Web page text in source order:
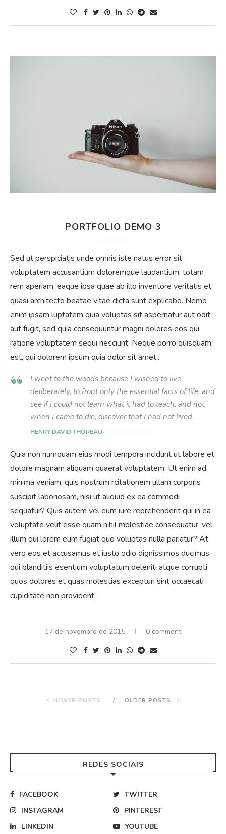
PORTFOLIO DEMO 3
Sed ut perspiciatis unde omnis iste natus error sit
voluptatem accusantium doloremque laudantium, totam
rem aperiam, eaque ipsa quae ab illo inventore veritatis et
quasi architecto beatae vitae dicta sunt explicabo. Nemo
enim ipsam luptatem quia voluptas sit aspernatur aut odit
aut fugit, sed quia consequuntur magni dolores eos qui
ratione voluptatem sequi nesciunt. Neque porro quisquam
est, qui dolorem ipsum quia dolor sit amet,.
I went to the woods because I wished to live
deliberately, to front only the essential facts of life, and
see if I could not learn what it had to teach, and not,
when I came to die, discover that I had not lived.
HENRY DAVID THOREAU
Quia non numquam eius modi tempora incidunt ut labore et
dolore magnam aliquam quaerat voluptatem. Ut enim ad
minima veniam, quis nostrum rcitationem ullam corporis
suscipit laboriosam, nisi ut aliquid ex ea commodi
sequatur? Quis autem vel eum iure reprehenderit qui in ea
voluptate velit esse quam nihil molestiae consequatur, vel
illum qui lorem eum fugiat quo voluptas nulla pariatur? At
vero eos et accusamus et iusto odio dignissimos ducimus
qui blanditiis esentium voluptatum deleniti atque corrupti
quos dolores et quas molestias excepturi sint occaecati
cupiditate non provident,
17 de novembro de 2015 0 comment
NEWER POSTS OLDER POSTS
REDES SOCIAIS
FACEBOOK
TWITTER
INSTAGRAM
PINTEREST
LINKEDIN
YOUTUBE